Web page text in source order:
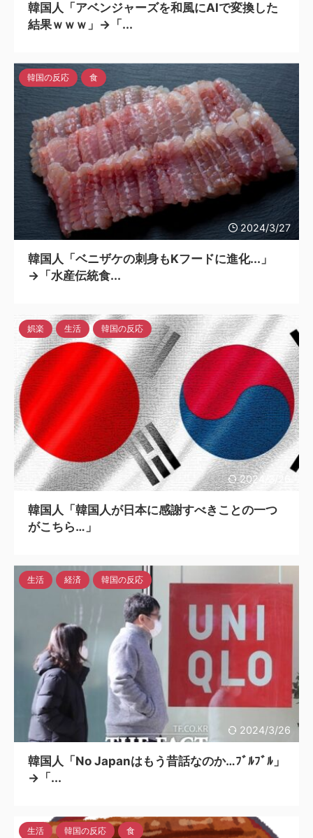
韓国人「アベンジャーズを和風にAIで変換した
結果ｗｗｗ」→「...
2024/3/27
韓国の反応 食
韓国人「ベニザケの刺身もKフードに進化...」
→「水産伝統食...
2024/3/26
娯楽 生活 韓国の反応
韓国人「韓国人が日本に感謝すべきことの一つ
がこちら…」
2024/3/26
生活 経済 韓国の反応
韓国人「No Japanはもう昔話なのか…ﾌﾞﾙﾌﾞﾙ」
→「...
生活 韓国の反応 食